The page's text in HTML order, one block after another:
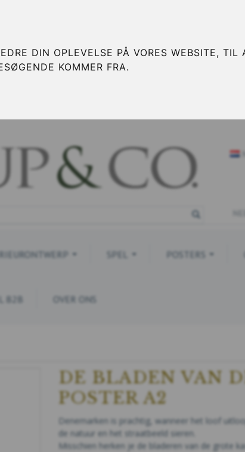
DIN OPLEVELSE PÅ VORES WEBSITE, TIL
KOMMER FRA.
SPEL POSTERS
B2B OVER ONS
DE BLADEN VAN
POSTER A2
Denemarken is prachtig, wanneer het loof
de natuur en het straatbeeld sieren.
Misschien herken je de bladeren van de grote